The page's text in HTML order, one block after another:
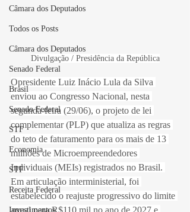
Câmara dos Deputados
Todos os Posts
Câmara dos Deputados
Senado Federal
Brasil
Senado Federal
STF
Economia
STF
Receita Federal
Investimentos
Divulgação / Presidência da República
Opresidente Luiz Inácio Lula da Silva
enviou ao Congresso Nacional, nesta
segunda-feira (29/06), o projeto de lei
complementar (PLP) que atualiza as regras
do teto de faturamento para os mais de 13
milhões de Microempreendedores
Individuais (MEIs) registrados no Brasil.
Em articulação interministerial, foi
estabelecido o reajuste progressivo do limite